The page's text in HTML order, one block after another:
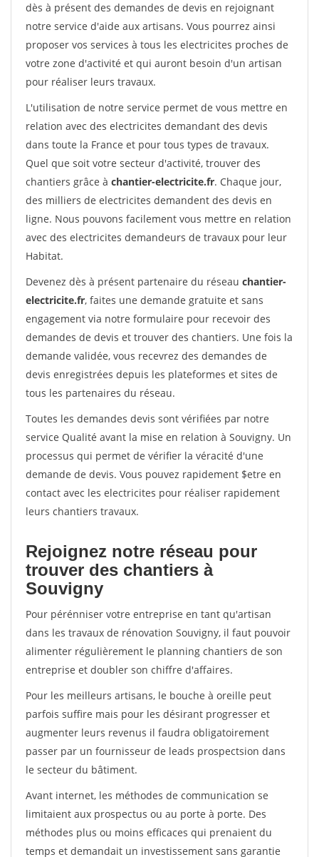
dès à présent des demandes de devis en rejoignant
notre service d'aide aux artisans. Vous pourrez ainsi
proposer vos services à tous les electricites proches de
votre zone d'activité et qui auront besoin d'un artisan
pour réaliser leurs travaux.
L'utilisation de notre service permet de vous mettre en
relation avec des electricites demandant des devis
dans toute la France et pour tous types de travaux.
Quel que soit votre secteur d'activité, trouver des
chantiers grâce à chantier-electricite.fr. Chaque jour,
des milliers de electricites demandent des devis en
ligne. Nous pouvons facilement vous mettre en relation
avec des electricites demandeurs de travaux pour leur
Habitat.
Devenez dès à présent partenaire du réseau chantier-
electricite.fr, faites une demande gratuite et sans
engagement via notre formulaire pour recevoir des
demandes de devis et trouver des chantiers. Une fois la
demande validée, vous recevrez des demandes de
devis enregistrées depuis les plateformes et sites de
tous les partenaires du réseau.
Toutes les demandes devis sont vérifiées par notre
service Qualité avant la mise en relation à Souvigny. Un
processus qui permet de vérifier la véracité d'une
demande de devis. Vous pouvez rapidement $etre en
contact avec les electricites pour réaliser rapidement
leurs chantiers travaux.
Rejoignez notre réseau pour
trouver des chantiers à
Souvigny
Pour pérénniser votre entreprise en tant qu'artisan
dans les travaux de rénovation Souvigny, il faut pouvoir
alimenter régulièrement le planning chantiers de son
entreprise et doubler son chiffre d'affaires.
Pour les meilleurs artisans, le bouche à oreille peut
parfois suffire mais pour les désirant progresser et
augmenter leurs revenus il faudra obligatoirement
passer par un fournisseur de leads prospectsion dans
le secteur du bâtiment.
Avant internet, les méthodes de communication se
limitaient aux prospectus ou au porte à porte. Des
méthodes plus ou moins efficaces qui prenaient du
temps et demandait un investissement sans garantie